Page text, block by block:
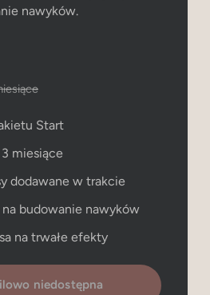
nawyków.
Start
miesiące
dodawane w trakcie
budowanie nawyków
na trwałe efekty
niedostępna